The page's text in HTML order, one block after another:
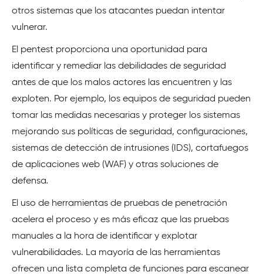
otros sistemas que los atacantes puedan intentar
vulnerar.
El pentest proporciona una oportunidad para
identificar y remediar las debilidades de seguridad
antes de que los malos actores las encuentren y las
exploten. Por ejemplo, los equipos de seguridad pueden
tomar las medidas necesarias y proteger los sistemas
mejorando sus políticas de seguridad, configuraciones,
sistemas de detección de intrusiones (IDS), cortafuegos
de aplicaciones web (WAF) y otras soluciones de
defensa.
El uso de herramientas de pruebas de penetración
acelera el proceso y es más eficaz que las pruebas
manuales a la hora de identificar y explotar
vulnerabilidades. La mayoría de las herramientas
ofrecen una lista completa de funciones para escanear